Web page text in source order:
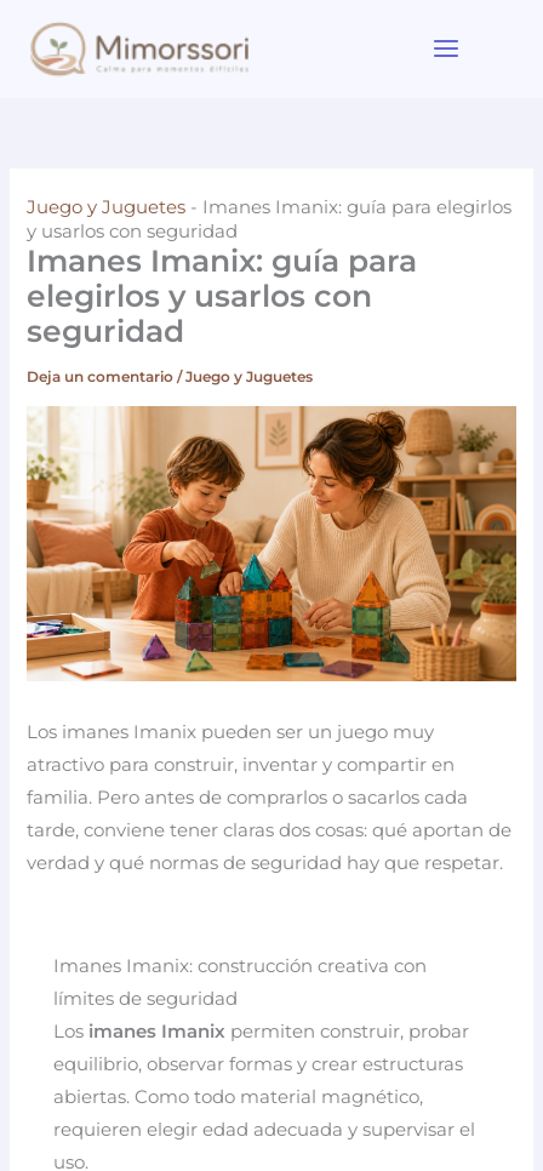
contenido
Juego y Juguetes - Imanes Imanix: guía para elegirlos
y usarlos con seguridad
Imanes Imanix: guía para
elegirlos y usarlos con
seguridad
Deja un comentario /Juego y Juguetes
Los imanes Imanix pueden ser un juego muy
atractivo para construir, inventar y compartir en
familia. Pero antes de comprarlos o sacarlos cada
tarde, conviene tener claras dos cosas: qué aportan de
verdad y qué normas de seguridad hay que respetar.
Imanes Imanix: construcción creativa con
límites de seguridad
Los imanes Imanix permiten construir, probar
equilibrio, observar formas y crear estructuras
abiertas. Como todo material magnético,
requieren elegir edad adecuada y supervisar el
uso.